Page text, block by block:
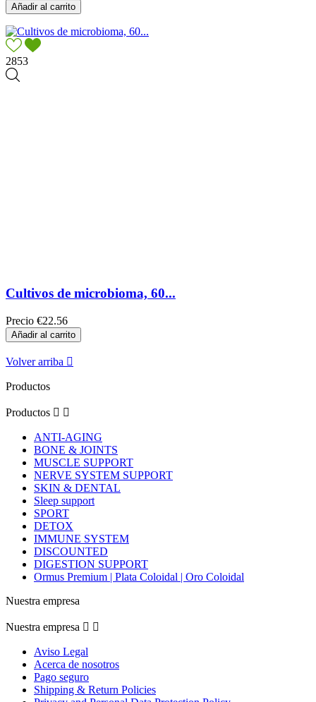
Añadir al carrito
2853
Cultivos de microbioma, 60...
Precio €22.56
Añadir al carrito
Volver arriba 
Productos
Productos  
ANTI-AGING
BONE & JOINTS
MUSCLE SUPPORT
NERVE SYSTEM SUPPORT
SKIN & DENTAL
Sleep support
SPORT
DETOX
IMMUNE SYSTEM
DISCOUNTED
DIGESTION SUPPORT
Ormus Premium | Plata Coloidal | Oro Coloidal
Nuestra empresa
Nuestra empresa  
Aviso Legal
Acerca de nosotros
Pago seguro
Shipping & Return Policies